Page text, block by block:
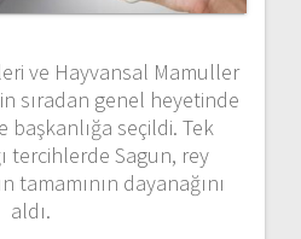
ve Hayvansal Mamuller
sıradan genel heyetinde
başkanlığa seçildi. Tek
tercihlerde Sagun, rey
tamamının dayanağını
aldı.